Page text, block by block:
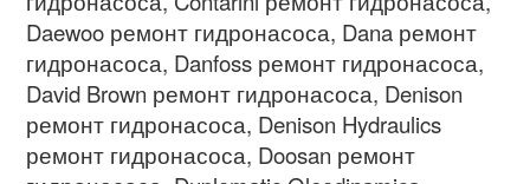
Daewoo ремонт гидронасоса, Dana ремонт
гидронасоса, Danfoss ремонт гидронасоса,
David Brown ремонт гидронасоса, Denison
ремонт гидронасоса, Denison Hydraulics
ремонт гидронасоса, Doosan ремонт